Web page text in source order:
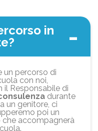
in
un percorso di
con noi,
Responsabile di
durante
un genitore, ci
poi un
che accompagnerà